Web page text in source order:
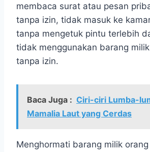
membaca surat atau pesan
tanpa izin, tidak masuk ke
tanpa mengetuk pintu terlebih
tidak menggunakan barang
tanpa izin.
Baca Juga : Ciri-ciri Lumba-
Mamalia Laut yang Cerdas
Menghormati barang milik